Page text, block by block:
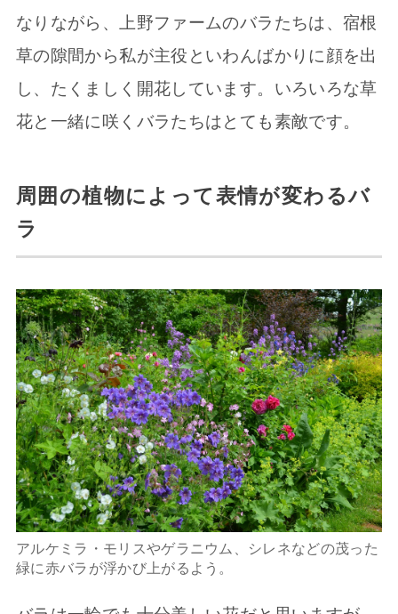
なりながら、上野ファームのバラたちは、宿根
草の隙間から私が主役といわんばかりに顔を出
し、たくましく開花しています。いろいろな草
花と一緒に咲くバラたちはとても素敵です。
周囲の植物によって表情が変わるバ
ラ
アルケミラ・モリスやゲラニウム、シレネなどの茂った
緑に赤バラが浮かび上がるよう。